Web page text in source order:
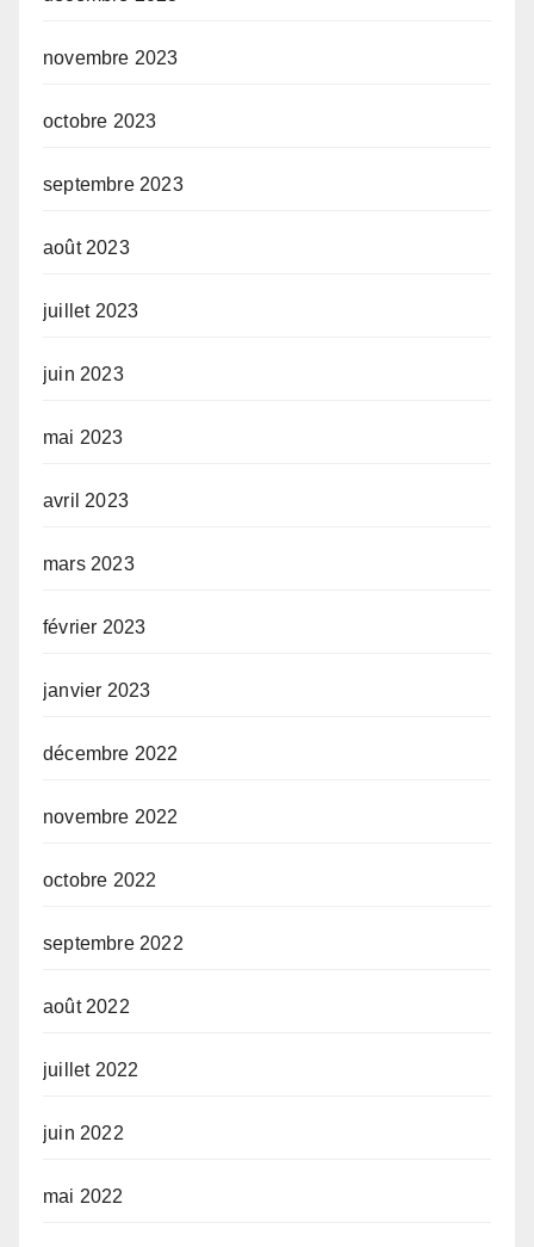
novembre 2023
octobre 2023
septembre 2023
août 2023
juillet 2023
juin 2023
mai 2023
avril 2023
mars 2023
février 2023
janvier 2023
décembre 2022
novembre 2022
octobre 2022
septembre 2022
août 2022
juillet 2022
juin 2022
mai 2022